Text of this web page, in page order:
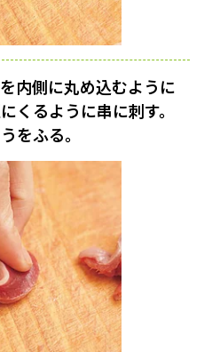
内側に丸め込むように
くるように串に刺す。
をふる。